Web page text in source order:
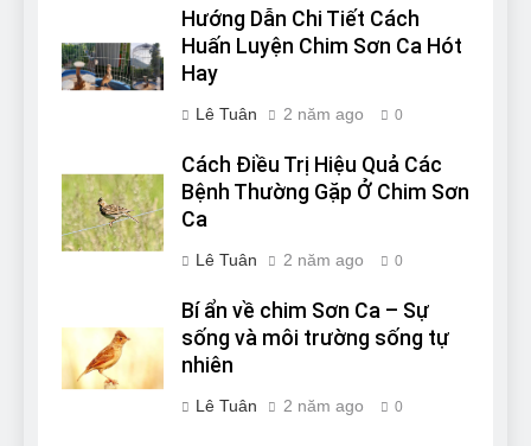
Hướng Dẫn Chi Tiết Cách
Huấn Luyện Chim Sơn Ca Hót
Hay
Lê Tuân 2 năm ago 0
Cách Điều Trị Hiệu Quả Các
Bệnh Thường Gặp Ở Chim Sơn
Ca
Lê Tuân 2 năm ago 0
Bí ẩn về chim Sơn Ca – Sự
sống và môi trường sống tự
nhiên
Lê Tuân 2 năm ago 0